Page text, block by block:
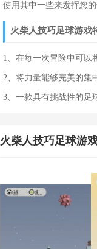
使用其中一些来发挥您
火柴人技巧足球游戏
1、在每一次冒险中可以
2、将力量能够完美的集
3、一款具有挑战性的足
火柴人技巧足球游